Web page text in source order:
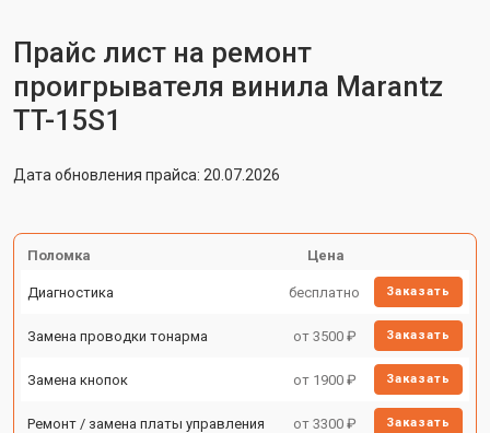
Прайс лист на ремонт
проигрывателя винила Marantz
TT-15S1
Дата обновления прайса: 20.07.2026
Поломка Цена
Диагностика бесплатно Заказать
Замена проводки тонарма от 3500 ₽ Заказать
Замена кнопок от 1900 ₽ Заказать
Ремонт / замена платы управления от 3300 ₽ Заказать